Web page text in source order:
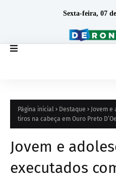
Sexta-feira, 07
Página inicial Destaque
Jovem
tiros na cabeça em Ouro Preto
Jovem e
executados